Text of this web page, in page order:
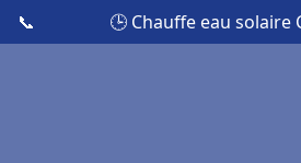
📞 🕒 Chauffe eau